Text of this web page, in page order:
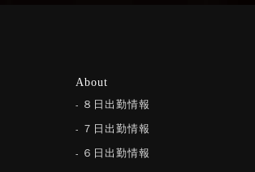
About
８日出勤情報
７日出勤情報
６日出勤情報